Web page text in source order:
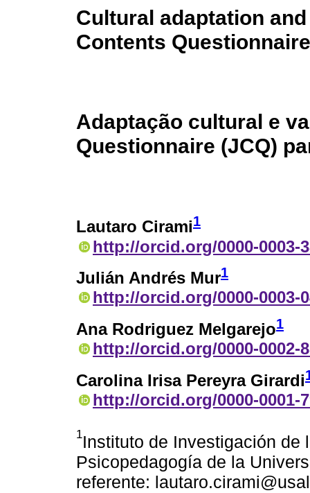
Cultural adaptation
Contents
Adaptação cultural e
Questionnaire (JCQ)
Lautaro Cirami1
http://orcid.org/0000-0003-
Julián Andrés Mur1
http://orcid.org/0000-0003-
Ana Rodriguez Melgarejo1
http://orcid.org/0000-0002-
Carolina Irisa Pereyra Girardi
http://orcid.org/0000-0001-
1Instituto de Investigación
Psicopedagogía de la
referente: